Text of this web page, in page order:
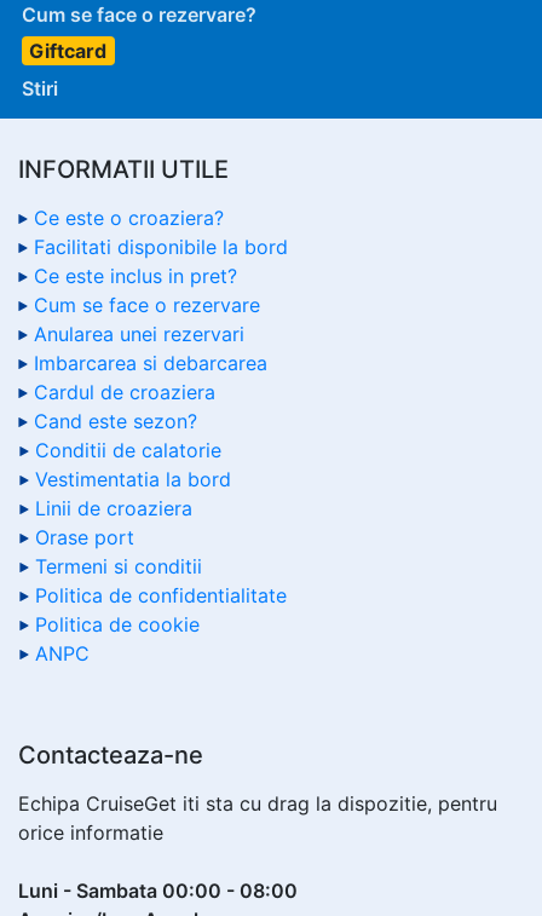
Cum se face o rezervare?
Giftcard
Stiri
INFORMATII UTILE
Ce este o croaziera?
Facilitati disponibile la bord
Ce este inclus in pret?
Cum se face o rezervare
Anularea unei rezervari
Imbarcarea si debarcarea
Cardul de croaziera
Cand este sezon?
Conditii de calatorie
Vestimentatia la bord
Linii de croaziera
Orase port
Termeni si conditii
Politica de confidentialitate
Politica de cookie
ANPC
Contacteaza-ne
Echipa CruiseGet iti sta cu drag la dispozitie, pentru
orice informatie
Luni - Sambata 00:00 - 08:00